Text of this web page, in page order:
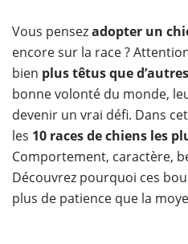
​Vous pensezadopter un
encore sur la race ?
bien plus têtus que d’autres
bonne volonté du monde,
devenir un vrai défi. Dans
les 10 races de chiens les
Comportement, caractère,
Découvrez pourquoi ces
plus de patience que la